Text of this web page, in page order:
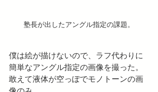
塾長が出したアングル指定の課題。
僕は絵が描けないので、ラフ代わりに
簡単なアングル指定の画像を撮った。
敢えて液体が空っぽでモノトーンの画